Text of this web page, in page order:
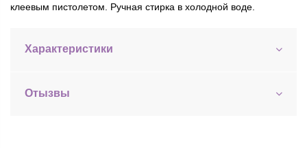
клеевым пистолетом. Ручная стирка в холодной воде.
Характеристики
Отызвы